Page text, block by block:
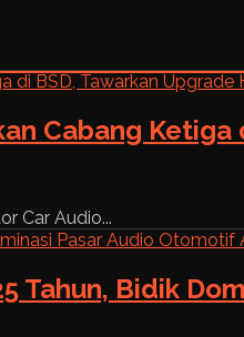
Cabang
Car Audio...
Tahun, Bidik